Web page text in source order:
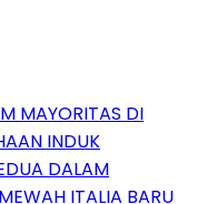
MAYORITAS DI
INDUK
DALAM
ITALIA BARU